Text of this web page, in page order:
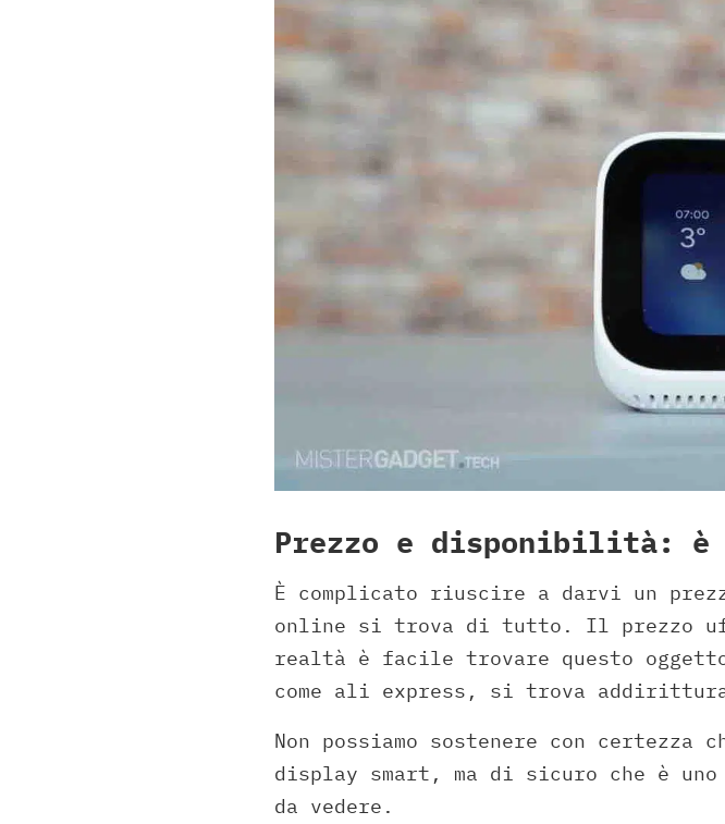
Prezzo e disponibilità:
È complicato riuscire a darvi un
online si trova di tutto. Il prezzo
realtà è facile trovare questo
come ali express, si trova
Non possiamo sostenere con
display smart, ma di sicuro che è
da vedere.